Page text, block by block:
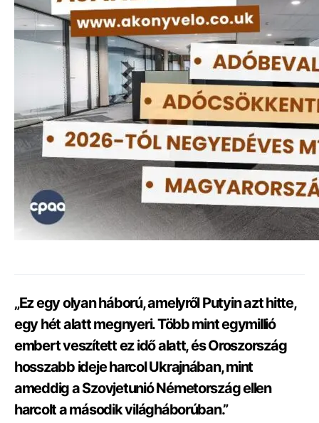
„Ez egy olyan háború, amelyről Putyin azt hitte,
egy hét alatt megnyeri. Több mint egymillió
embert veszített ez idő alatt, és Oroszország
hosszabb ideje harcol Ukrajnában, mint
ameddig a Szovjetunió Németország ellen
harcolt a második világháborúban.”